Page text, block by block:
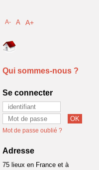
A- A A+
Qui sommes-nous ?
Se connecter
Mot de passe oublié ?
Adresse
75 lieux en France et à